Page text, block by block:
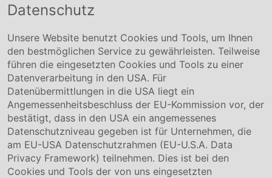
Conmetall Meister GmbH
+49 5141-180
info@conmetallmeister.de
www.conmetallmeister.de
Unternehmen
Über uns
Compliance
Hinweisgebersystem
Karriere
Service & Kontakt
Datenschutz
Unsere Website benutzt Cookies und Tools, um Ihnen
den bestmöglichen Service zu gewährleisten. Teilweise
führen die eingesetzten Cookies und Tools zu einer
Datenverarbeitung in den USA. Für
Datenübermittlungen in die USA liegt ein
Angemessenheitsbeschluss der EU-Kommission vor, der
bestätigt, dass in den USA ein angemessenes
Datenschutzniveau gegeben ist für Unternehmen, die
am EU-USA Datenschutzrahmen (EU-U.S.A. Data
Privacy Framework) teilnehmen. Dies ist bei den
Cookies und Tools der von uns eingesetzten